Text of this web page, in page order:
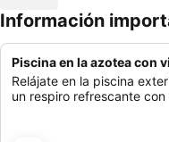
Información
Piscina en la azotea con
Relájate en la piscina
un respiro refrescante